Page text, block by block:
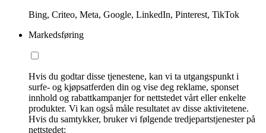
Bing, Criteo, Meta, Google, LinkedIn, Pinterest, TikTok
Markedsføring
Hvis du godtar disse tjenestene, kan vi ta utgangspunkt i
surfe- og kjøpsatferden din og vise deg reklame, sponset
innhold og rabattkampanjer for nettstedet vårt eller enkelte
produkter. Vi kan også måle resultatet av disse aktivitetene.
Hvis du samtykker, bruker vi følgende tredjepartstjenester på
nettstedet: